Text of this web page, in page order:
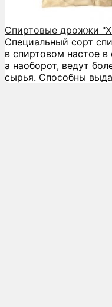
Спиртовые дрожжи
Специальный сорт
в спиртовом настое
а наоборот, ведут
сырья. Способны